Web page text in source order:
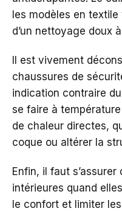
les modèles en
d’un nettoyage doux
Il est vivement
chaussures de
indication contraire
se faire à
de chaleur directes,
coque ou altérer la
Enfin, il faut
intérieures quand
le confort et limiter